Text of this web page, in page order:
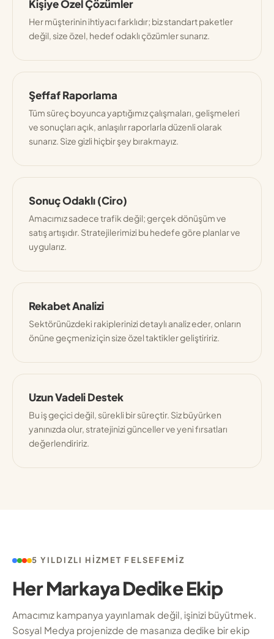
Kişiye Özel Çözümler
Her müşterinin ihtiyacı farklıdır; biz standart paketler
değil, size özel, hedef odaklı çözümler sunarız.
Şeffaf Raporlama
Tüm süreç boyunca yaptığımız çalışmaları, gelişmeleri
ve sonuçları açık, anlaşılır raporlarla düzenli olarak
sunarız. Size gizli hiçbir şey bırakmayız.
Sonuç Odaklı (Ciro)
Amacımız sadece trafik değil; gerçek dönüşüm ve
satış artışıdır. Stratejilerimizi bu hedefe göre planlar ve
uygularız.
Rekabet Analizi
Sektörünüzdeki rakiplerinizi detaylı analiz eder, onların
önüne geçmeniz için size özel taktikler geliştiririz.
Uzun Vadeli Destek
Bu iş geçici değil, sürekli bir süreçtir. Siz büyürken
yanınızda olur, stratejinizi günceller ve yeni fırsatları
değerlendiririz.
5 YILDIZLI HIZMET FELSEFEMIZ
Her Markaya Dedike Ekip
Amacımız kampanya yayınlamak değil, işinizi büyütmek.
Sosyal Medya projenizde de masanıza dedike bir ekip